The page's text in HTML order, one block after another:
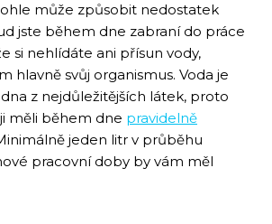
může způsobit nedostatek
jste během dne zabraní do práce
si nehlídáte ani přísun vody,
hlavně svůj organismus. Voda je
z nejdůležitějších látek, proto
měli během dne pravidelně
jeden litr v průběhu
pracovní doby by vám měl